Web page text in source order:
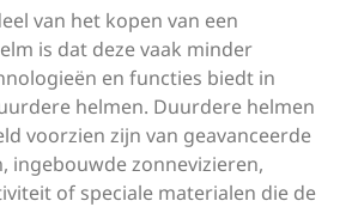
van het kopen van een
is dat deze vaak minder
en functies biedt in
helmen. Duurdere helmen
voorzien zijn van geavanceerde
ingebouwde zonnevizieren,
of speciale materialen die de